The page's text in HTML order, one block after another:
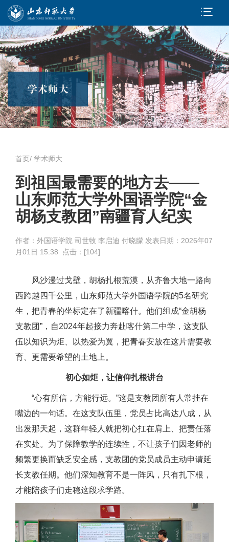
首页/ 学术师大
到祖国最需要的地方去——
山东师范大学外国语学院“金
胡杨支教团”南疆育人纪实
作者：外国语学院 司世牧 李启迪 付晓朦 发表日期： 2026年07
月01日 15:38 点击：[104]
风沙漫过戈壁，胡杨扎根荒漠，从齐鲁大地一路向
西跨越四千公里，山东师范大学外国语学院的5名研究
生，把青春的坐标定在了新疆喀什。他们组成“金胡杨
支教团”，自2024年起接力奔赴喀什第二中学，这支队
伍以知识为炬、以热爱为翼，把青春安放在这片需要教
育、更需要希望的土地上。
初心如炬，让信仰扎根讲台
“心有所信，方能行远。”这是支教团所有人常挂在
嘴边的一句话。在这支队伍里，党员占比高达八成，从
出发那天起，这群年轻人就把初心扛在肩上、把责任落
在实处。为了保障教学的连续性，不让孩子们因老师的
频繁更换而缺乏安全感，支教团的党员成员主动申请延
长支教任期。他们深知教育不是一阵风，只有扎下根，
才能陪孩子们走稳这段求学路。